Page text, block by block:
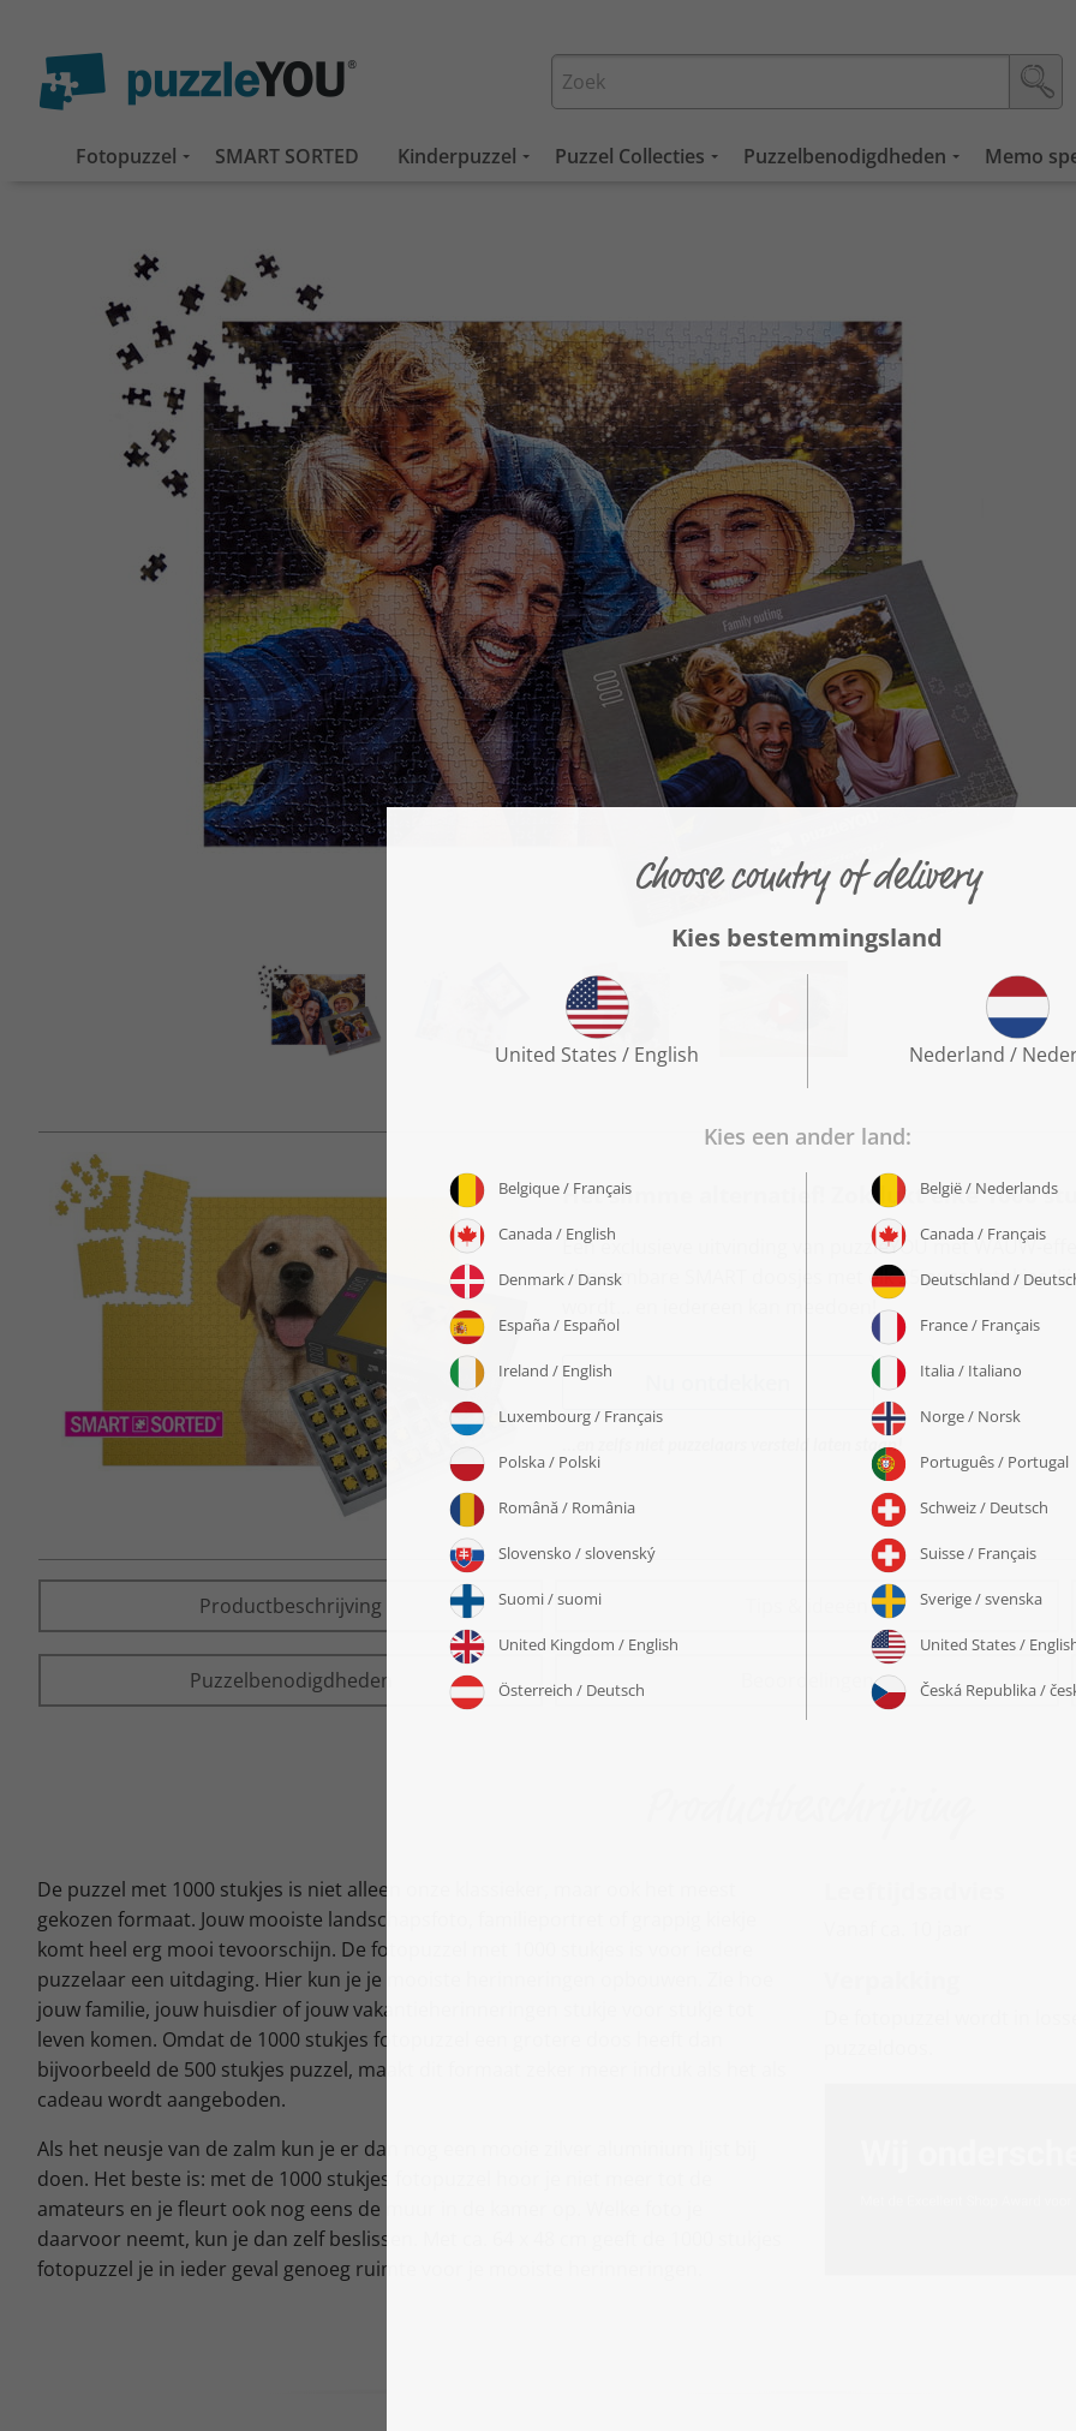
Fotopuzzel SMART SORTED Kinderpuzzel Puzzel Collecties Puzzelbenodigdheden Memo
Het slimme alternatief! Zok lukt elke 1000
Een exclusieve uitvinding van puzzleYOU met WAUW-
uitneembare SMART doosjes met elk 25 puzzelstukjes.
...en zelfs niet puzzelaars versteld laten staan!
Productbeschrijving
Puzzelbenodigdheden Beoordelingen
De puzzel met 1000 stukjes is niet alleen onze klassieker, maar ook het meest
gekozen formaat. Jouw mooiste landschapsfoto, familieportret of grappig kiekje
komt heel erg mooi tevoorschijn. De fotopuzzel met 1000 stukjes is voor iedere
puzzelaar een uitdaging. Hier kun je je mooiste herinneringen opbouwen. Zie hoe
jouw familie, jouw huisdier of jouw vakantieherinneringen stukje voor stukje tot
leven komen. Omdat de 1000 stukjes fotopuzzel een grotere doos heeft dan
bijvoorbeeld de 500 stukjes puzzel, maakt dit formaat zeker meer indruk als het als
cadeau wordt aangeboden.
Als het neusje van de zalm kun je er dan nog een mooie zilver aluminium lijst bij
doen. Het beste is: met de 1000 stukjes fotopuzzel hoor je niet meer tot de
amateurs en je fleurt ook nog eens de muur in de kamer op. Welke foto je
daarvoor neemt, kun je dan zelf beslissen. Met ca. 64 x 48 cm geeft de 1000 stukjes
fotopuzzel je in ieder geval genoeg ruimte voor je mooiste herinneringen.
De fotopuzzel wordt in